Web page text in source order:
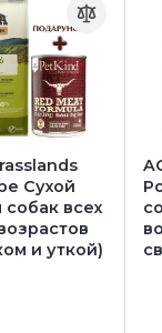
Сухой
всех
и уткой)